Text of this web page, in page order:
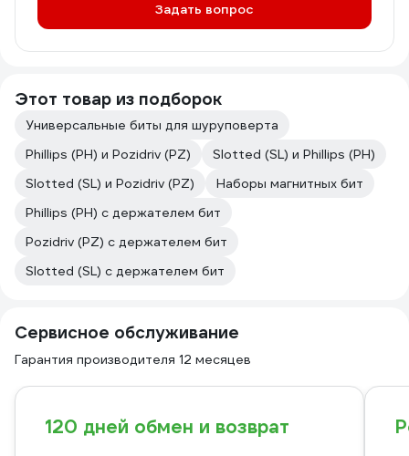
Задать вопрос
Этот товар из подборок
Универсальные биты для шуруповерта
Phillips (PH) и Pozidriv (PZ)
Slotted (SL) и Phillips (PH)
Slotted (SL) и Pozidriv (PZ)
Наборы магнитных бит
Phillips (PH) с держателем бит
Pozidriv (PZ) с держателем бит
Slotted (SL) с держателем бит
Сервисное обслуживание
Гарантия производителя 12 месяцев
120 дней обмен и возврат